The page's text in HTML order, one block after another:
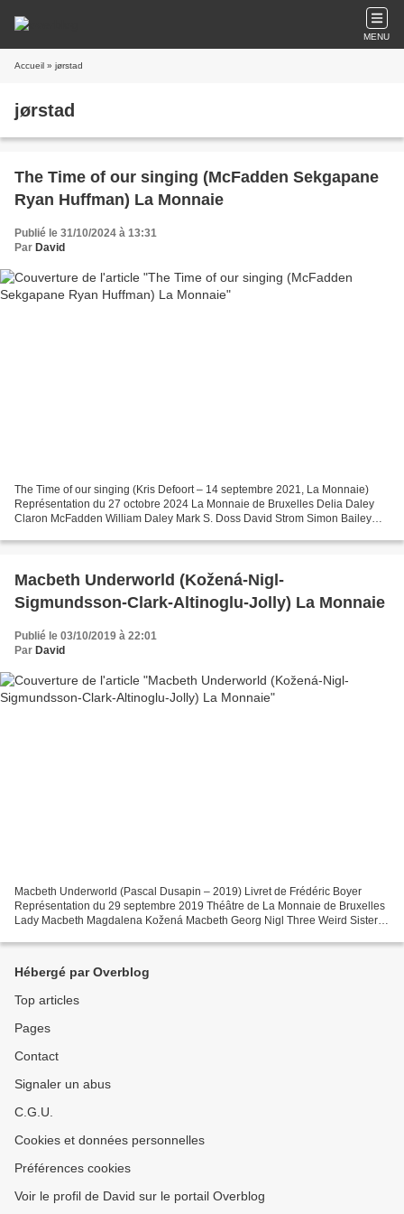
MENU
Accueil » jørstad
jørstad
The Time of our singing (McFadden Sekgapane
Ryan Huffman) La Monnaie
Publié le 31/10/2024 à 13:31
Par David
The Time of our singing (Kris Defoort – 14 septembre 2021, La Monnaie)
Représentation du 27 octobre 2024 La Monnaie de Bruxelles Delia Daley
Claron McFadden William Daley Mark S. Doss David Strom Simon Bailey
Macbeth Underworld (Kožená-Nigl-
Sigmundsson-Clark-Altinoglu-Jolly) La Monnaie
Publié le 03/10/2019 à 22:01
Par David
Macbeth Underworld (Pascal Dusapin – 2019) Livret de Frédéric Boyer
Représentation du 29 septembre 2019 Théâtre de La Monnaie de Bruxelles
Lady Macbeth Magdalena Kožená Macbeth Georg Nigl Three Weird Sisters
Hébergé par Overblog
Top articles
Pages
Contact
Signaler un abus
C.G.U.
Cookies et données personnelles
Préférences cookies
Voir le profil de David sur le portail Overblog